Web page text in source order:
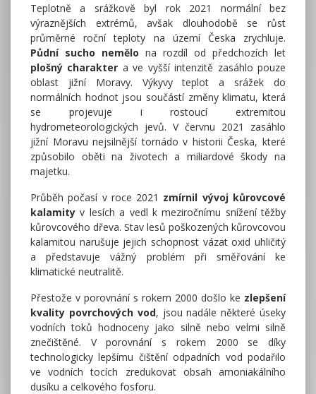
Teplotně a srážkově byl rok 2021 normální bez
výraznějších extrémů, avšak dlouhodobě se růst
průměrné roční teploty na území Česka zrychluje.
Půdní sucho nemělo na rozdíl od předchozích let
plošný charakter a ve vyšší intenzitě zasáhlo pouze
oblast jižní Moravy. Výkyvy teplot a srážek do
normálních hodnot jsou součástí změny klimatu, která
se projevuje i rostoucí extremitou
hydrometeorologických jevů. V červnu 2021 zasáhlo
jižní Moravu nejsilnější tornádo v historii Česka, které
způsobilo oběti na životech a miliardové škody na
majetku.
Průběh počasí v roce 2021 zmírnil vývoj kůrovcové
kalamity v lesích a vedl k meziročnímu snížení těžby
kůrovcového dřeva. Stav lesů poškozených kůrovcovou
kalamitou narušuje jejich schopnost vázat oxid uhličitý
a představuje vážný problém při směřování ke
klimatické neutralitě.
Přestože v porovnání s rokem 2000 došlo ke zlepšení
kvality povrchových vod, jsou nadále některé úseky
vodních toků hodnoceny jako silně nebo velmi silně
znečištěné. V porovnání s rokem 2000 se díky
technologicky lepšímu čištění odpadních vod podařilo
ve vodních tocích zredukovat obsah amoniakálního
dusíku a celkového fosforu.